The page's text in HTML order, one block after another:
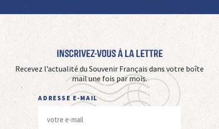
Inscrivez-vous à La Lettre
Recevez l’actualité du Souvenir Français dans votre boîte
mail une fois par mois.
ADRESSE E-MAIL